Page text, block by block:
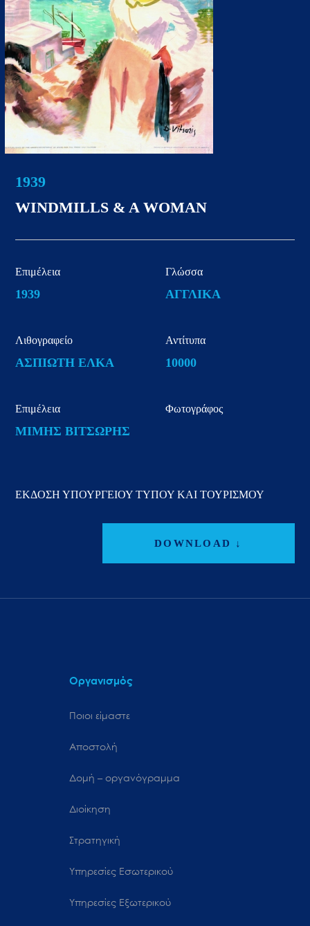
1939
WINDMILLS & A WOMAN
Επιμέλεια
1939
Γλώσσα
ΑΓΓΛΙΚΑ
Λιθογραφείο
ΑΣΠΙΩΤΗ ΕΛΚΑ
Αντίτυπα
10000
Επιμέλεια
ΜΙΜΗΣ ΒΙΤΣΩΡΗΣ
Φωτογράφος
ΕΚΔΟΣΗ ΥΠΟΥΡΓΕΙΟΥ ΤΥΠΟΥ ΚΑΙ ΤΟΥΡΙΣΜΟΥ
DOWNLOAD ↓
Οργανισμός
Ποιοι είμαστε
Αποστολή
Δομή – οργανόγραμμα
Διοίκηση
Στρατηγική
Υπηρεσίες Εσωτερικού
Υπηρεσίες Εξωτερικού